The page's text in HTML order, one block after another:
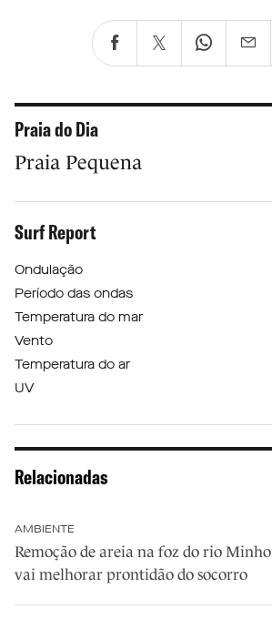
Praia do Dia
Praia Pequena
Surf Report
Ondulação
Período das ondas
Temperatura do mar
Vento
Temperatura do ar
UV
Relacionadas
AMBIENTE
Remoção de areia na foz do rio Minho
vai melhorar prontidão do socorro